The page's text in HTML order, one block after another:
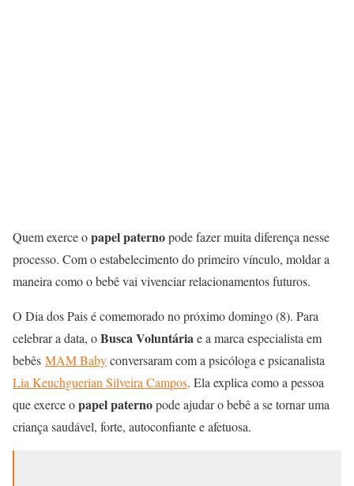
Quem exerce opapel paternopode fazer muita diferença nesse
processo. Com o estabelecimento do primeiro vínculo, moldar a
maneira como o bebê vai vivenciar relacionamentos futuros.
O Dia dos Pais é comemorado no próximo domingo (8). Para
celebrar a data, oBusca Voluntáriae a marca especialista em
bebês MAM Babyconversaram com a psicóloga e psicanalista
Lia Keuchguerian Silveira Campos. Ela explica como a pessoa
que exerce opapel paternopode ajudar o bebê a se tornar uma
criança saudável, forte, autoconfiante e afetuosa.